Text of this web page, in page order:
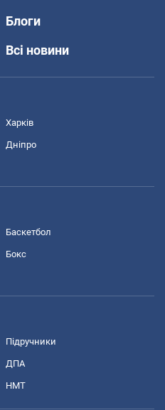
Блоги
Всі новини
Харків
Дніпро
Баскетбол
Бокс
Підручники
ДПА
НМТ